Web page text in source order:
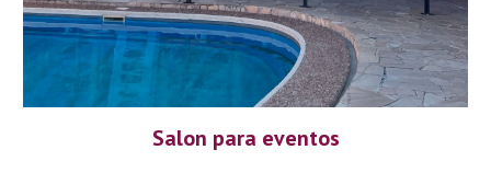
Salon para eventos